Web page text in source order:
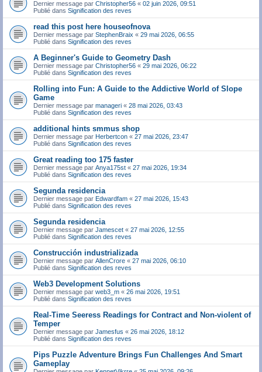
Dernier message par Christopher56 « 02 juin 2026, 09:51
Publié dans Signification des reves
read this post here houseofnova
Dernier message par StephenBraix « 29 mai 2026, 06:55
Publié dans Signification des reves
A Beginner's Guide to Geometry Dash
Dernier message par Christopher56 « 29 mai 2026, 06:22
Publié dans Signification des reves
Rolling into Fun: A Guide to the Addictive World of Slope
Game
Dernier message par manageri « 28 mai 2026, 03:43
Publié dans Signification des reves
additional hints smmus shop
Dernier message par Herbertcon « 27 mai 2026, 23:47
Publié dans Signification des reves
Great reading too 175 faster
Dernier message par Anya175st « 27 mai 2026, 19:34
Publié dans Signification des reves
Segunda residencia
Dernier message par Edwardfam « 27 mai 2026, 15:43
Publié dans Signification des reves
Segunda residencia
Dernier message par Jamescet « 27 mai 2026, 12:55
Publié dans Signification des reves
Construcción industrializada
Dernier message par AllenCrore « 27 mai 2026, 06:10
Publié dans Signification des reves
Web3 Development Solutions
Dernier message par web3_m « 26 mai 2026, 19:51
Publié dans Signification des reves
Real-Time Seeress Readings for Contract and Non-violent of
Temper
Dernier message par Jamesfus « 26 mai 2026, 18:12
Publié dans Signification des reves
Pips Puzzle Adventure Brings Fun Challenges And Smart
Gameplay